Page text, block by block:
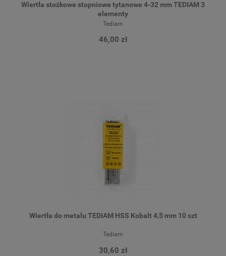
Wiertła stożkowe stopniowe tytanowe 4-32 mm TEDIAM 3
elementy
Tediam
46,00 zł
Wiertła do metalu TEDIAM HSS Kobalt 4,5 mm 10 szt
Tediam
30,60 zł